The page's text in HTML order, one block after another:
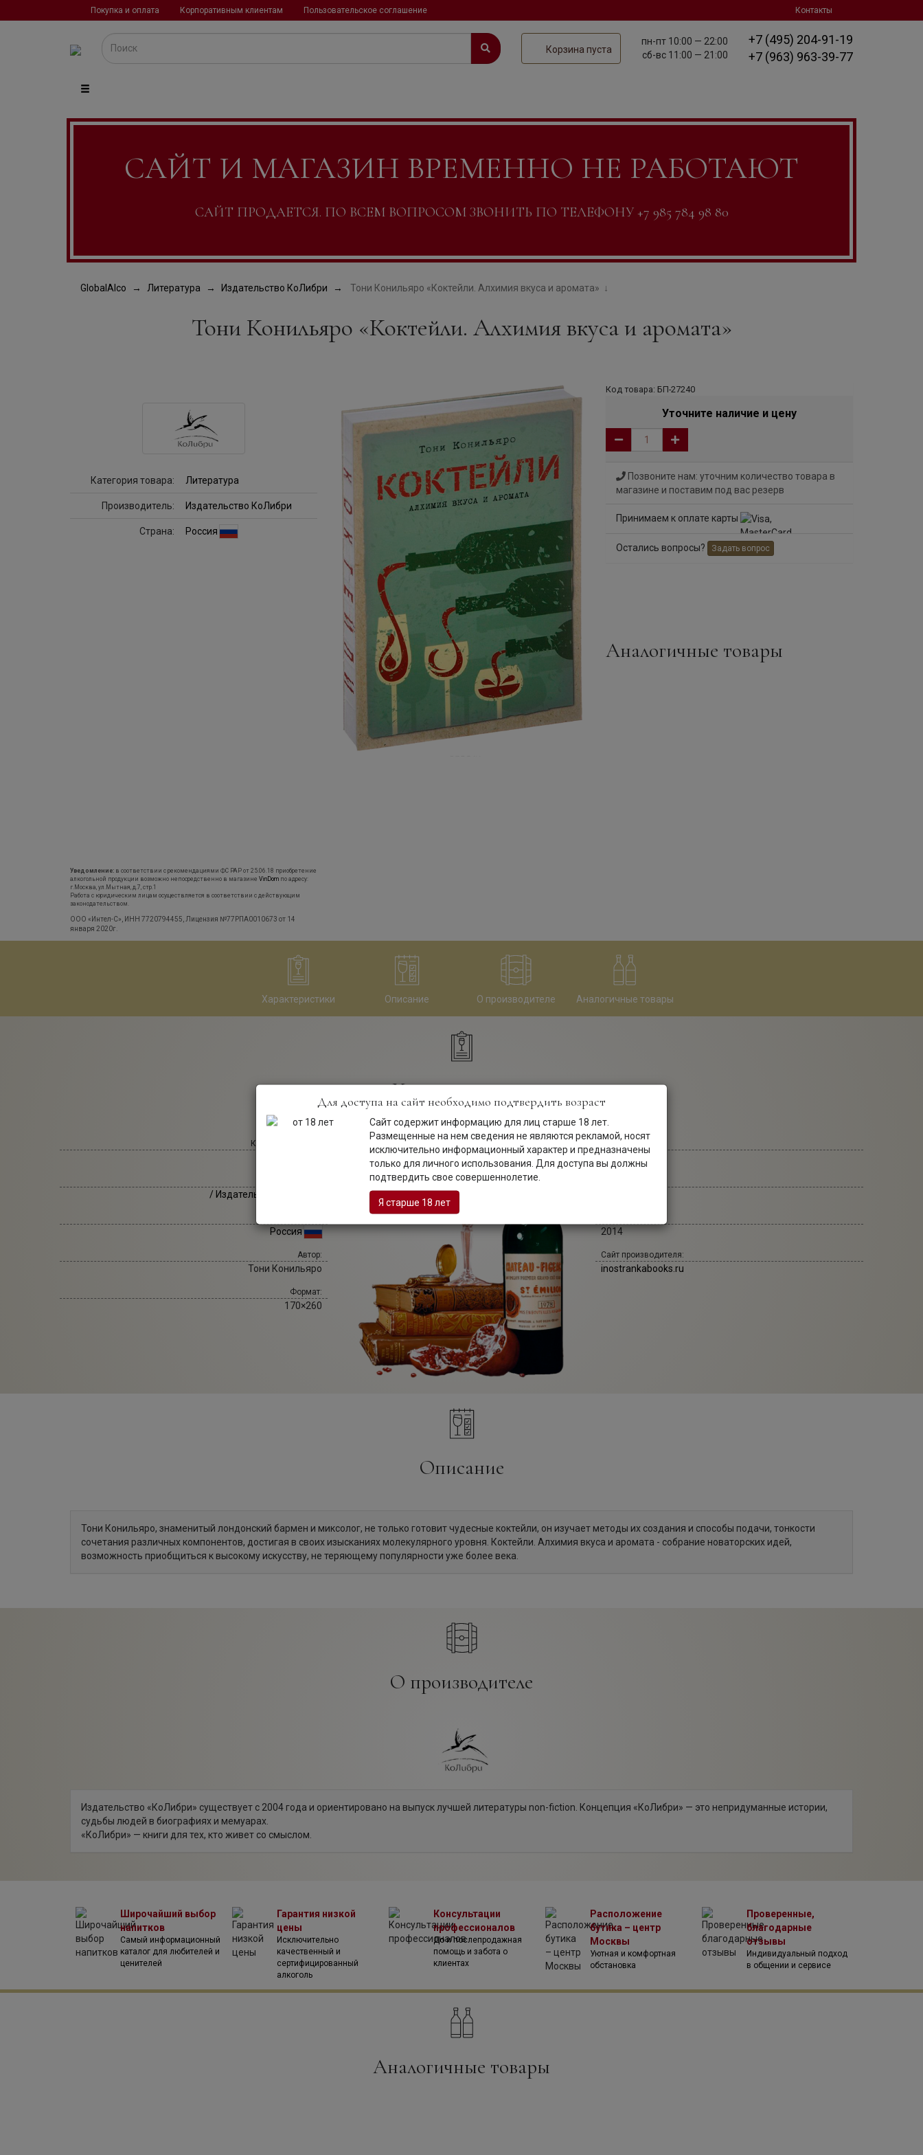
Покупка и оплата Корпоративным клиентам Пользовательское соглашение Контакты
Корзина пуста
пн-пт 10:00 — 22:00
сб-вс 11:00 — 21:00
+7 (495) 204-91-19
+7 (963) 963-39-77
САЙТ И МАГАЗИН ВРЕМЕННО НЕ РАБОТАЮТ
САЙТ ПРОДАЕТСЯ. ПО ВСЕМ ВОПРОСОМ ЗВОНИТЬ ПО ТЕЛЕФОНУ +7 985 784 98 80
GlobalAlco Литература Издательство КоЛибри Тони Конильяро «Коктейли. Алхимия вкуса и аромата»
Тони Конильяро «Коктейли. Алхимия вкуса и аромата»
Код товара: БП-27240
Уточните наличие и цену
Позвоните нам: уточним количество товара в
магазине и поставим под вас резерв
Принимаем к оплате карты
Остались вопросы? Задать вопрос
Аналогичные товары
Категория товара: Литература
Производитель: Издательство КоЛибри
Страна: Россия
Уведомление: в соответствии с рекомендациями ФС РАР от 25.06.18 приобретение
алкогольной продукции возможно непосредственно в магазине VinDom по адресу:
г.Москва, ул.Мытная, д.7, стр.1
Работа с юридическим лицам осуществляется в соответствии с действующим
законодательством.
ООО «Интел-С», ИНН 7720794455, Лицензия №77РПА0010673 от 14
января 2020г.
Характеристики Описание О производителе Аналогичные товары
Характеристики
Категория товара:
/ Издательство КоЛибри
Россия
Автор:
Тони Конильяро
Формат:
170×260
Кол-во страниц:
2014
Сайт производителя:
inostrankabooks.ru
Описание
Тони Конильяро, знаменитый лондонский бармен и миксолог, не только готовит чудесные коктейли, он изучает методы их создания и способы подачи, тонкости
сочетания различных компонентов, достигая в своих изысканиях молекулярного уровня. Коктейли. Алхимия вкуса и аромата - собрание новаторских идей,
возможность приобщиться к высокому искусству, не теряющему популярности уже более века.
О производителе
Издательство «КоЛибри» существует с 2004 года и ориентировано на выпуск лучшей литературы non-fiction. Концепция «КоЛибри» — это непридуманные истории,
судьбы людей в биографиях и мемуарах.
«КоЛибри» — книги для тех, кто живет со смыслом.
Широчайший выбор
напитков
Самый информационный
каталог для любителей и
ценителей
Гарантия низкой
цены
Исключительно
качественный и
сертифицированный
алкоголь
Консультации
профессионалов
До и послепродажная
помощь и забота о
клиентах
Расположение
бутика – центр
Москвы
Уютная и комфортная
обстановка
Проверенные,
благодарные
отзывы
Индивидуальный подход
в общении и сервисе
Аналогичные товары
Для доступа на сайт необходимо подтвердить возраст
Сайт содержит информацию для лиц старше 18 лет.
Размещенные на нем сведения не являются рекламой, носят
исключительно информационный характер и предназначены
только для личного использования. Для доступа вы должны
подтвердить свое совершеннолетие.
Я старше 18 лет